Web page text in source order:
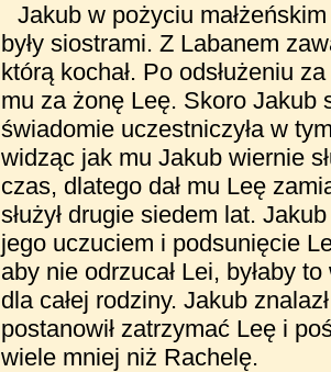
Jakub w pożyciu
były siostrami. Z Labanem
którą kochał. Po odsłużeniu
mu za żonę Leę. Skoro Jakub
świadomie uczestniczyła w
widząc jak mu Jakub wiernie
czas, dlatego dał mu Leę
służył drugie siedem lat.
jego uczuciem i podsunięcie
aby nie odrzucał Lei, byłaby
dla całej rodziny. Jakub
postanowił zatrzymać Leę i
wiele mniej niż Rachelę.